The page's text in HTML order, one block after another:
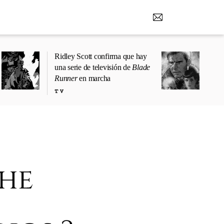
Ridley Scott confirma que hay
una serie de televisión de Blade
Runneren marcha
TV